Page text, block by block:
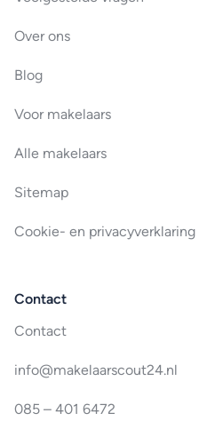
Over ons
Blog
Voor makelaars
Alle makelaars
Sitemap
Cookie- en privacyverklaring
Contact
Contact
info@makelaarscout24.nl
085 – 401 6472